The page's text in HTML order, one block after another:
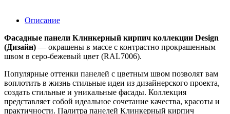
Описание
Фасадные панели Клинкерный кирпич коллекции Design
(Дизайн) — окрашены в массе с контрастно прокрашенным
швом в серо-бежевый цвет (RAL7006).
Популярные оттенки панелей с цветным швом позволят вам
воплотить в жизнь стильные идеи из дизайнерского проекта,
создать стильные и уникальные фасады. Коллекция
представляет собой идеальное сочетание качества, красоты и
практичности. Палитра панелей Клинкерный кирпич